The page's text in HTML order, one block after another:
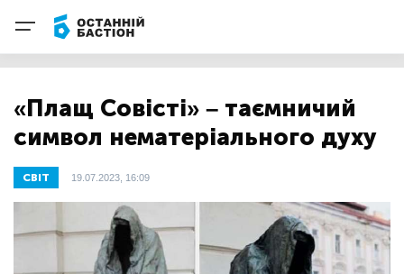
«Плащ Совісті» – таємничий
символ нематеріального духу
СВІТ 19.07.2023, 16:09